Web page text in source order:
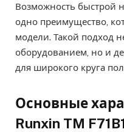
Возможность быстрой
одно преимущество,
модели. Такой подход
оборудованием, но и
для широкого круга
Основные
Runxin TM